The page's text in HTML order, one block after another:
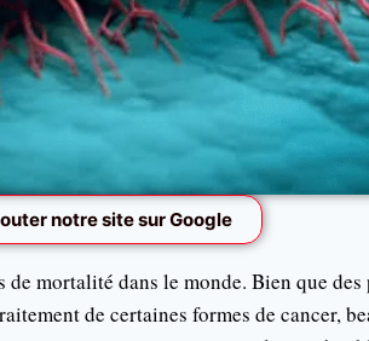
notre site sur Google
de mortalité dans le monde. Bien que
de certaines formes de cancer,